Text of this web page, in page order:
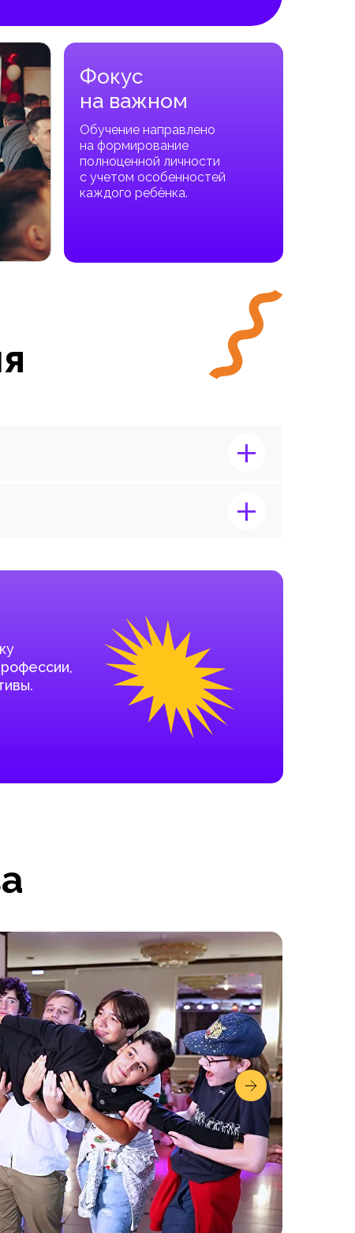
Фокус
на важном
Обучение направлено
на формирование
полноценной личности
с учетом особенностей
каждого ребёнка.
+
+